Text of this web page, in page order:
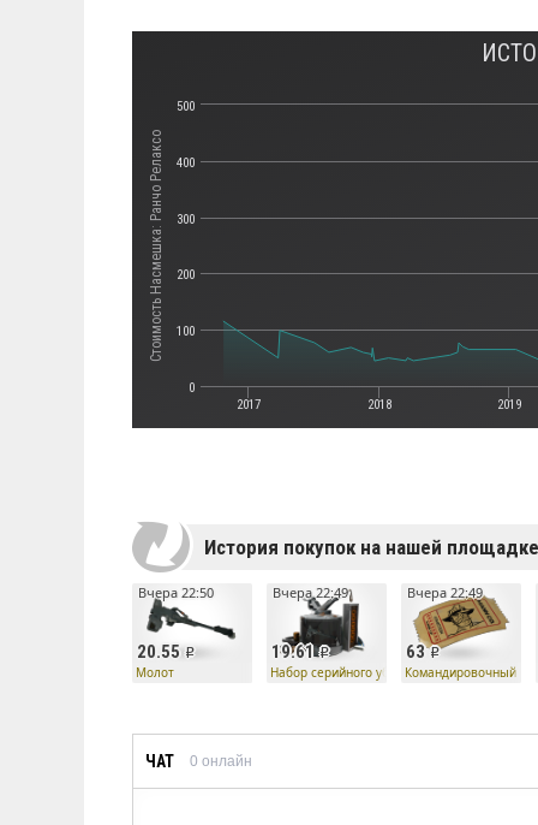
Стоимость Насмешка: Ранчо Релаксо
2017 2018 2019
0
100
200
300
400
500
История покупок на нашей площадке
20.55
Вчера 22:50
Молот
19.61
Вчера 22:49
Набор серийного убийцы — Молот
63
Вчера 22:49
Командировочный
ЧАТ 0 онлайн